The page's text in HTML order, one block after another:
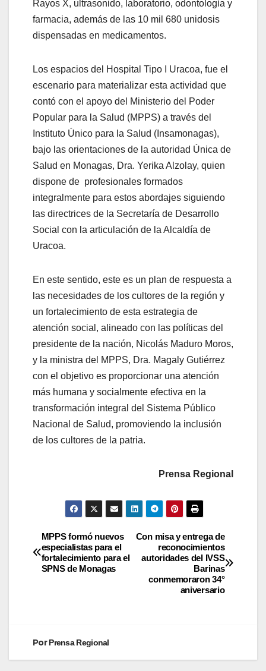
Rayos X, ultrasonido, laboratorio, odontología y
farmacia, además de las 10 mil 680 unidosis
dispensadas en medicamentos.
Los espacios del Hospital Tipo I Uracoa, fue el
escenario para materializar esta actividad que
contó con el apoyo del Ministerio del Poder
Popular para la Salud (MPPS) a través del
Instituto Único para la Salud (Insamonagas),
bajo las orientaciones de la autoridad Única de
Salud en Monagas, Dra. Yerika Alzolay, quien
dispone de profesionales formados
integralmente para estos abordajes siguiendo
las directrices de la Secretaría de Desarrollo
Social con la articulación de la Alcaldía de
Uracoa.
En este sentido, este es un plan de respuesta a
las necesidades de los cultores de la región y
un fortalecimiento de esta estrategia de
atención social, alineado con las políticas del
presidente de la nación, Nicolás Maduro Moros,
y la ministra del MPPS, Dra. Magaly Gutiérrez
con el objetivo es proporcionar una atención
más humana y socialmente efectiva en la
transformación integral del Sistema Público
Nacional de Salud, promoviendo la inclusión
de los cultores de la patria.
Prensa Regional
Con misa y entrega de
reconocimientos
autoridades del IVSS
Barinas
conmemoraron 34°
aniversario
MPPS formó nuevos
especialistas para el
fortalecimiento para el
SPNS de Monagas
PorPrensa Regional